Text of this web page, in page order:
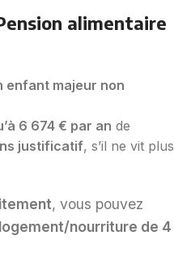
alimentaire
enfant majeur non
6 674 € par an de
justificatif, s’il ne vit plus
, vous pouvez
nourriture de 4